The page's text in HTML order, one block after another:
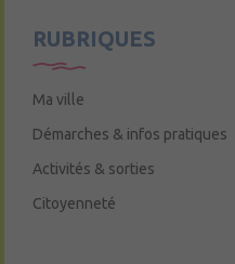
RUBRIQUES
Ma ville
Démarches & infos pratiques
Activités & sorties
Citoyenneté